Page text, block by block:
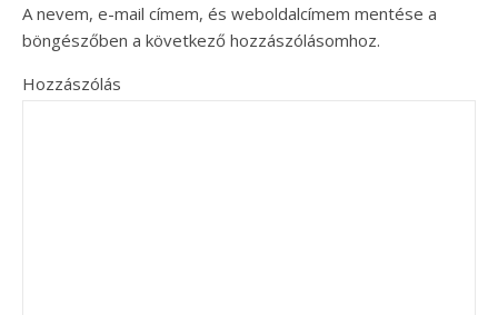
A nevem, e-mail címem, és weboldalcímem mentése a
böngészőben a következő hozzászólásomhoz.
Hozzászólás